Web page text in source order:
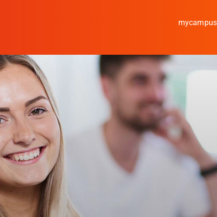
mycampus
Studieren
Forschen
Kooperieren
Hochschule Coburg
Regionalentwicklung
Entdecke die Region